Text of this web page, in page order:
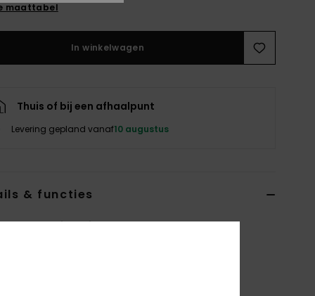
maattabel
In winkelwagen
Thuis of bij een afhaalpunt
Levering gepland vanaf10 augustus
& functies
Zwart Springsuit met Lange Mouw